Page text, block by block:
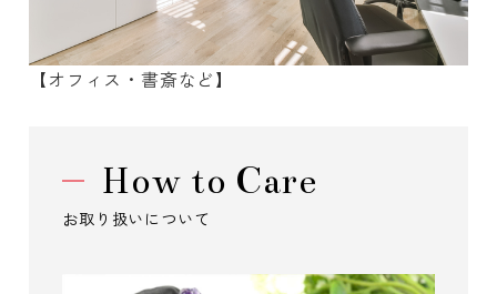
【オフィス・書斎など】
How to Care
お取り扱いについて